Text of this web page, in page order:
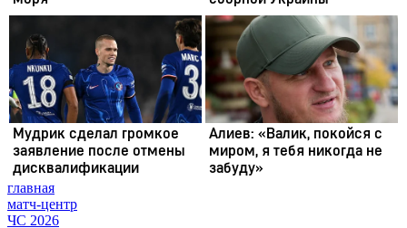
главная
матч-центр
ЧС 2026